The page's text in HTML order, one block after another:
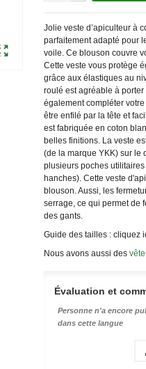
Jolie veste d’apiculteur à
parfaitement adapté pour
voile. Ce blouson couvre
Cette veste vous protège
grâce aux élastiques au
roulé est agréable à
également compléter
être enfilé par la tête et
est fabriquée en coton
belles finitions. La veste
(de la marque YKK) sur le
plusieurs poches
hanches). Cette veste
blouson. Aussi, les
serrage, ce qui permet de
des gants.
Guide des tailles : cliquez
Nous avons aussi des
Évaluation et
Personne n'a encore
dans cette langue